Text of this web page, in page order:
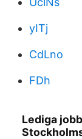
yITj
CdLno
FDh
Lediga